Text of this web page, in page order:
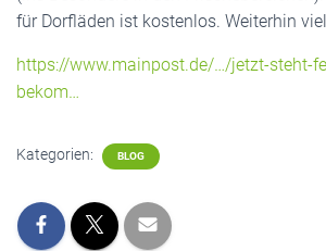
für Dorfläden ist kostenlos. Weiterhin
https://www.mainpost.de/…/jetzt-steht-
bekom…
Kategorien: BLOG